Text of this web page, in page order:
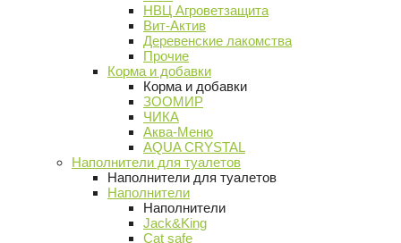
НВЦ Агроветзащита
Вит-Актив
Деревенские лакомства
Прочие
Корма и добавки
Корма и добавки
ЗООМИР
ЧИКА
Аква-Меню
AQUA CRYSTAL
Наполнители для туалетов
Наполнители для туалетов
Наполнители
Наполнители
Jack&King
Cat safe